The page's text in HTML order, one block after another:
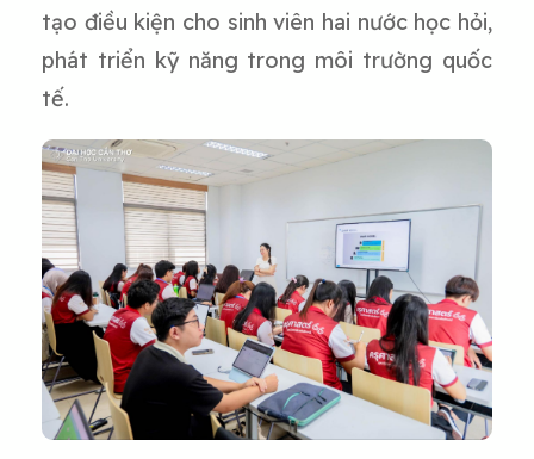
tạo điều kiện cho sinh viên hai nước học hỏi,
phát triển kỹ năng trong môi trường quốc
tế.